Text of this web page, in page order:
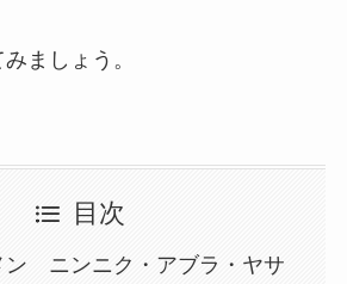
ましょう。
目次
ン ニンニク・アブラ・ヤサ